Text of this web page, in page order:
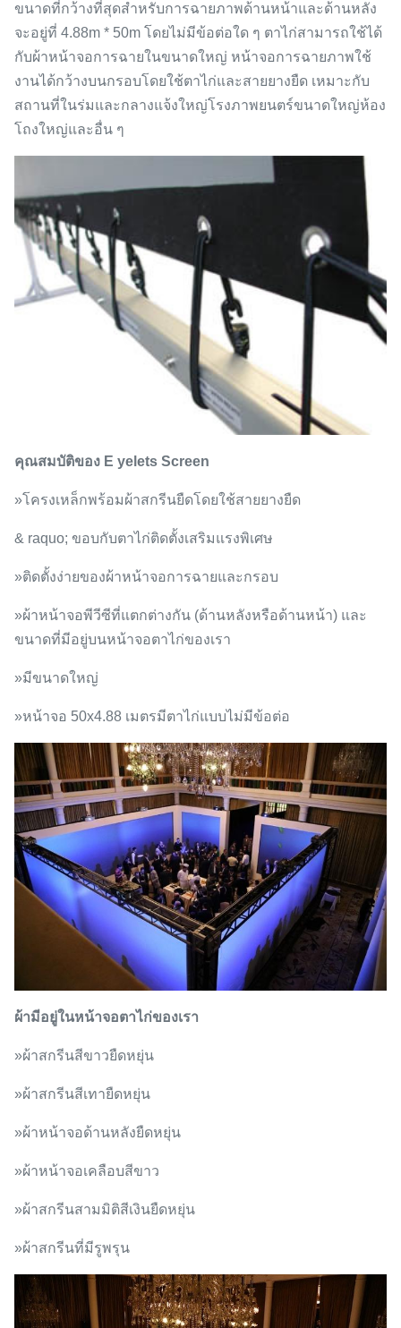
ขนาดที่กว้างที่สุดสำหรับการฉายภาพด้านหน้าและด้านหลัง
จะอยู่ที่ 4.88m * 50m โดยไม่มีข้อต่อใด ๆ ตาไก่สามารถใช้ได้
กับผ้าหน้าจอการฉายในขนาดใหญ่ หน้าจอการฉายภาพใช้
งานได้กว้างบนกรอบโดยใช้ตาไก่และสายยางยืด เหมาะกับ
สถานที่ในร่มและกลางแจ้งใหญ่โรงภาพยนตร์ขนาดใหญ่ห้อง
โถงใหญ่และอื่น ๆ
คุณสมบัติของ E yelets Screen
»โครงเหล็กพร้อมผ้าสกรีนยืดโดยใช้สายยางยืด
& raquo; ขอบกับตาไก่ติดตั้งเสริมแรงพิเศษ
»ติดตั้งง่ายของผ้าหน้าจอการฉายและกรอบ
»ผ้าหน้าจอพีวีซีที่แตกต่างกัน (ด้านหลังหรือด้านหน้า) และ
ขนาดที่มีอยู่บนหน้าจอตาไก่ของเรา
»มีขนาดใหญ่
»หน้าจอ 50x4.88 เมตรมีตาไก่แบบไม่มีข้อต่อ
ผ้ามีอยู่ในหน้าจอตาไก่ของเรา
»ผ้าสกรีนสีขาวยืดหยุ่น
»ผ้าสกรีนสีเทายืดหยุ่น
»ผ้าหน้าจอด้านหลังยืดหยุ่น
»ผ้าหน้าจอเคลือบสีขาว
»ผ้าสกรีนสามมิติสีเงินยืดหยุ่น
»ผ้าสกรีนที่มีรูพรุน